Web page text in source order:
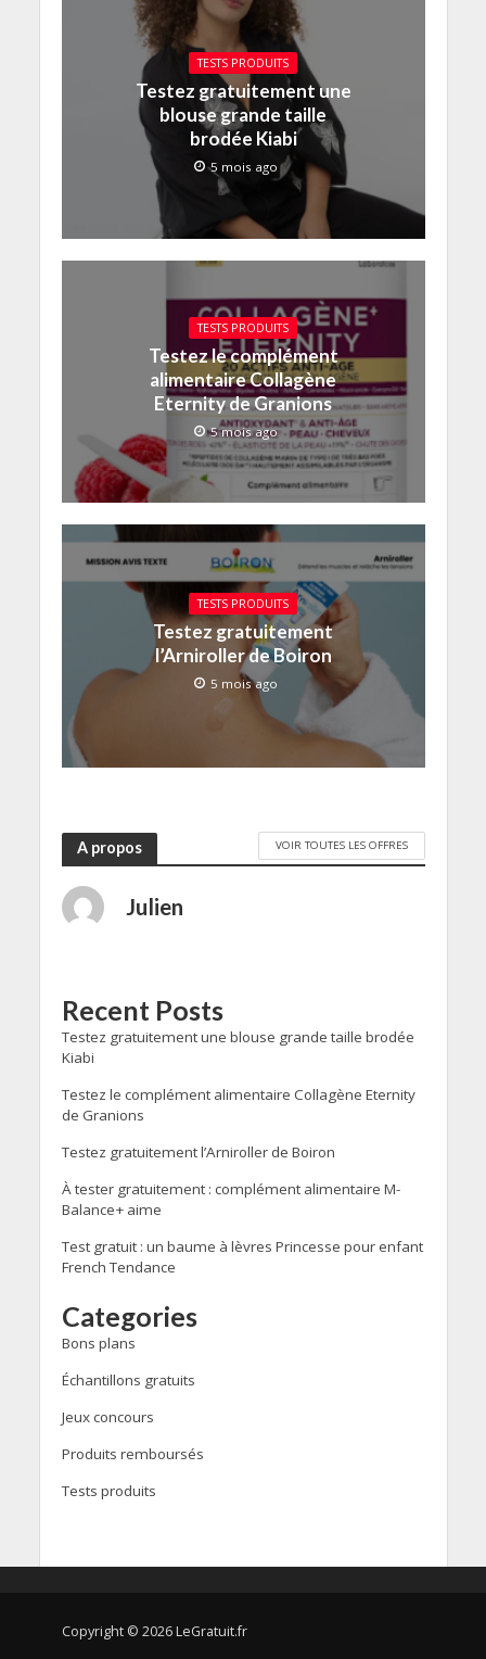
TESTS PRODUITS
Testez gratuitement une
blouse grande taille
brodée Kiabi
5 mois ago
TESTS PRODUITS
Testez le complément
alimentaire Collagène
Eternity de Granions
5 mois ago
TESTS PRODUITS
Testez gratuitement
l’Arniroller de Boiron
5 mois ago
A propos VOIR TOUTES LES OFFRES
Julien
Recent Posts
Testez gratuitement une blouse grande taille brodée
Kiabi
Testez le complément alimentaire Collagène Eternity
de Granions
Testez gratuitement l’Arniroller de Boiron
À tester gratuitement : complément alimentaire M-
Balance+ aime
Test gratuit : un baume à lèvres Princesse pour enfant
French Tendance
Categories
Bons plans
Échantillons gratuits
Jeux concours
Produits remboursés
Tests produits
Copyright © 2026 LeGratuit.fr